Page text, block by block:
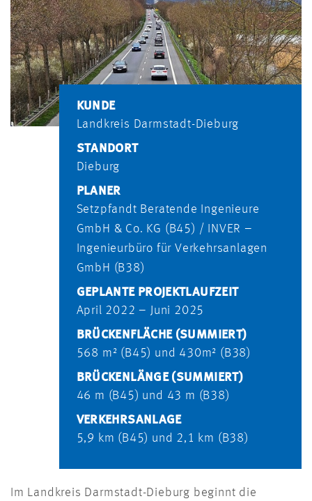
KUNDE
Landkreis Darmstadt-Dieburg
STANDORT
Dieburg
PLANER
Setzpfandt Beratende Ingenieure
GmbH & Co. KG (B45) / INVER –
Ingenieurbüro für Verkehrsanlagen
GmbH (B38)
GEPLANTE PROJEKTLAUFZEIT
April 2022 – Juni 2025
BRÜCKENFLÄCHE (SUMMIERT)
568 m² (B45) und 430m² (B38)
BRÜCKENLÄNGE (SUMMIERT)
46 m (B45) und 43 m (B38)
VERKEHRSANLAGE
5,9 km (B45) und 2,1 km (B38)
Im Landkreis Darmstadt-Dieburg beginnt die